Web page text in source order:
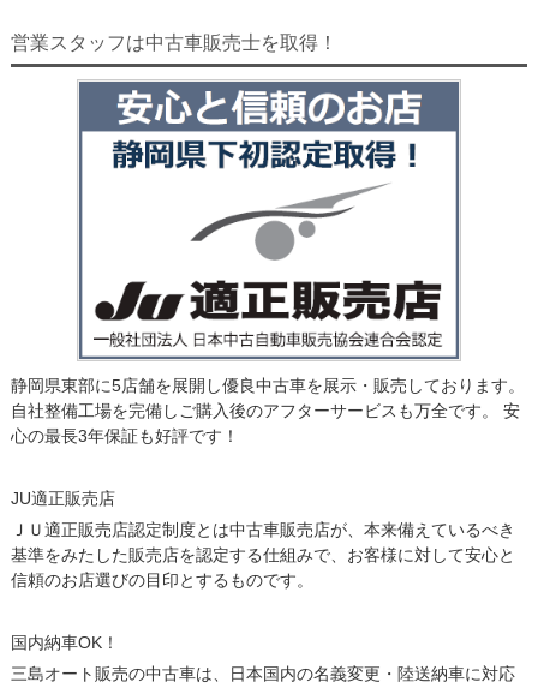
営業スタッフは中古車販売士を取得！
静岡県東部に5店舗を展開し優良中古車を展示・販売しております。
自社整備工場を完備しご購入後のアフターサービスも万全です。 安
心の最長3年保証も好評です！
JU適正販売店
ＪＵ適正販売店認定制度とは中古車販売店が、本来備えているべき
基準をみたした販売店を認定する仕組みで、お客様に対して安心と
信頼のお店選びの目印とするものです。
国内納車OK！
三島オート販売の中古車は、日本国内の名義変更・陸送納車に対応